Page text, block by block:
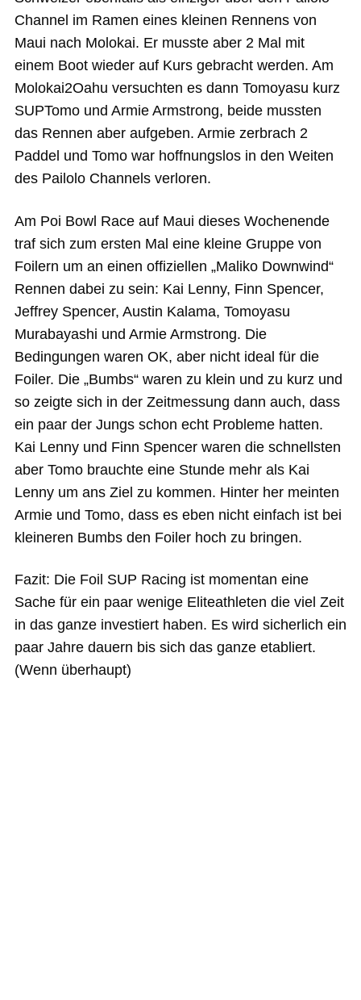
Channel im Ramen eines kleinen Rennens von
Maui nach Molokai. Er musste aber 2 Mal mit
einem Boot wieder auf Kurs gebracht werden. Am
Molokai2Oahu versuchten es dann Tomoyasu kurz
SUPTomo und Armie Armstrong, beide mussten
das Rennen aber aufgeben. Armie zerbrach 2
Paddel und Tomo war hoffnungslos in den Weiten
des Pailolo Channels verloren.
Am Poi Bowl Race auf Maui dieses Wochenende
traf sich zum ersten Mal eine kleine Gruppe von
Foilern um an einen offiziellen „Maliko Downwind“
Rennen dabei zu sein: Kai Lenny, Finn Spencer,
Jeffrey Spencer, Austin Kalama, Tomoyasu
Murabayashi und Armie Armstrong. Die
Bedingungen waren OK, aber nicht ideal für die
Foiler. Die „Bumbs“ waren zu klein und zu kurz und
so zeigte sich in der Zeitmessung dann auch, dass
ein paar der Jungs schon echt Probleme hatten.
Kai Lenny und Finn Spencer waren die schnellsten
aber Tomo brauchte eine Stunde mehr als Kai
Lenny um ans Ziel zu kommen. Hinter her meinten
Armie und Tomo, dass es eben nicht einfach ist bei
kleineren Bumbs den Foiler hoch zu bringen.
Fazit: Die Foil SUP Racing ist momentan eine
Sache für ein paar wenige Eliteathleten die viel Zeit
in das ganze investiert haben. Es wird sicherlich ein
paar Jahre dauern bis sich das ganze etabliert.
(Wenn überhaupt)